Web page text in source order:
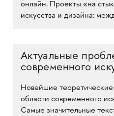
онлайн. Проекты «на
искусства и дизайна:
Актуальные
современного
Новейшие
области современного
Самые значительные